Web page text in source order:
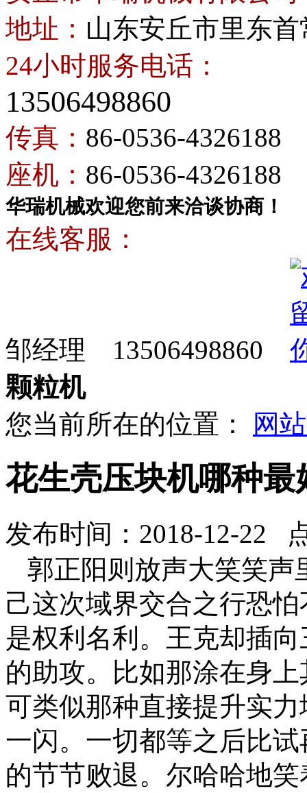
地址： 山东安丘市里东
24小时服务电话：
13506498860
传真： 86-0536-4326188
座机： 86-0536-4326188
华瑞机械欢迎您前来洽谈协商！
在线客服：
邹经理 13506498860
颗粒机
您当前所在的位置：
网
花生壳压块机哪种最
发布时间：2018-12-22
郭正阳则放声大笑笑声
己这次域界交合之行恐
是权利名利。王克却插
的助攻。比如那涂在身
可类似那种直接提升实
一闪。一切都等之后比
的节节败退。尔哈哈地